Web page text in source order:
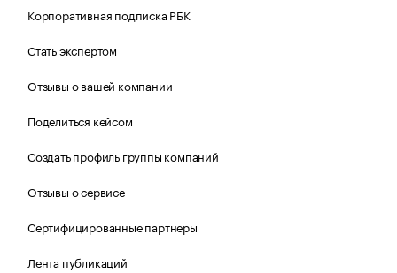
Корпоративная подписка РБК
Стать экспертом
Отзывы о вашей компании
Поделиться кейсом
Создать профиль группы компаний
Отзывы о сервисе
Сертифицированные партнеры
Лента публикаций